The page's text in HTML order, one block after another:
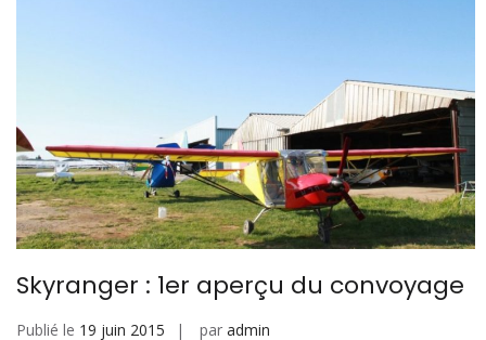
Skyranger : 1er aperçu du convoyage
Publié le 19 juin 2015 par admin